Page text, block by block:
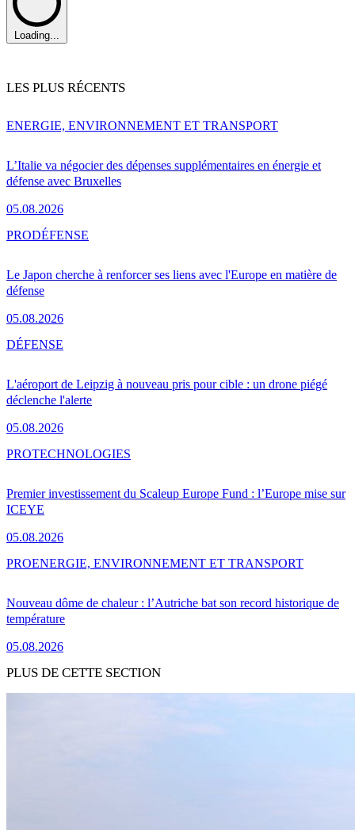
Loading...
LES PLUS RÉCENTS
L’Italie va négocier des dépenses supplémentaires en énergie et
défense avec Bruxelles
05.08.2026
ENERGIE, ENVIRONNEMENT ET TRANSPORT
Le Japon cherche à renforcer ses liens avec l'Europe en matière de
défense
05.08.2026
PRODÉFENSE
L'aéroport de Leipzig à nouveau pris pour cible : un drone piégé
déclenche l'alerte
05.08.2026
DÉFENSE
Premier investissement du Scaleup Europe Fund : l’Europe mise sur
ICEYE
05.08.2026
PROTECHNOLOGIES
Nouveau dôme de chaleur : l’Autriche bat son record historique de
température
05.08.2026
PROENERGIE, ENVIRONNEMENT ET TRANSPORT
PLUS DE CETTE SECTION